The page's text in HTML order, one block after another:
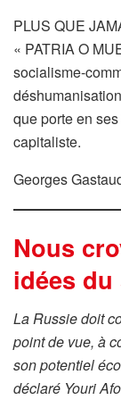
PLUS QUE
« PATRIA O
socialisme-
que porte en
capitaliste.
Georges
Nous
idées
La Russie doit
point de vue, à
son potentiel
déclaré Youri